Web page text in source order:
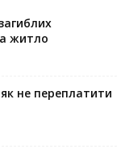
житло
не переплатити